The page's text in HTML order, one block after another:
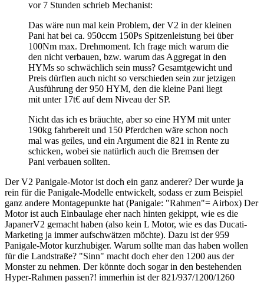
vor 7 Stunden schrieb Mechanist:
Das wäre nun mal kein Problem, der V2 in der kleinen
Pani hat bei ca. 950ccm 150Ps Spitzenleistung bei über
100Nm max. Drehmoment. Ich frage mich warum die
den nicht verbauen, bzw. warum das Aggregat in den
HYMs so schwächlich sein muss? Gesamtgewicht und
Preis dürften auch nicht so verschieden sein zur jetzigen
Ausführung der 950 HYM, den die kleine Pani liegt
mit unter 17t€ auf dem Niveau der SP.
Nicht das ich es bräuchte, aber so eine HYM mit unter
190kg fahrbereit und 150 Pferdchen wäre schon noch
mal was geiles, und ein Argument die 821 in Rente zu
schicken, wobei sie natürlich auch die Bremsen der
Pani verbauen sollten.
Der V2 Panigale-Motor ist doch ein ganz anderer? Der wurde ja
rein für die Panigale-Modelle entwickelt, sodass er zum Beispiel
ganz andere Montagepunkte hat (Panigale: "Rahmen"= Airbox) Der
Motor ist auch Einbaulage eher nach hinten gekippt, wie es die
JapanerV2 gemacht haben (also kein L Motor, wie es das Ducati-
Marketing ja immer aufschwätzen möchte). Dazu ist der 959
Panigale-Motor kurzhubiger. Warum sollte man das haben wollen
für die Landstraße? "Sinn" macht doch eher den 1200 aus der
Monster zu nehmen. Der könnte doch sogar in den bestehenden
Hyper-Rahmen passen?! immerhin ist der 821/937/1200/1260